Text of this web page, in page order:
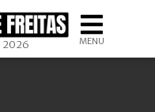
2026 MENU